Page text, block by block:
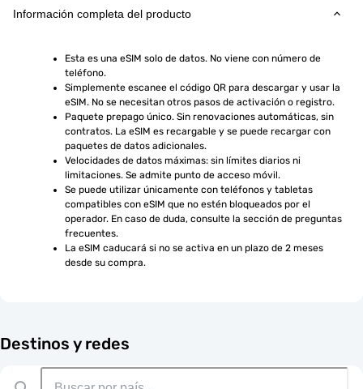
Información completa del producto
Esta es una eSIM solo de datos. No viene con número de
teléfono.
Simplemente escanee el código QR para descargar y usar la
eSIM. No se necesitan otros pasos de activación o registro.
Paquete prepago único. Sin renovaciones automáticas, sin
contratos. La eSIM es recargable y se puede recargar con
paquetes de datos adicionales.
Velocidades de datos máximas: sin límites diarios ni
limitaciones. Se admite punto de acceso móvil.
Se puede utilizar únicamente con teléfonos y tabletas
compatibles con eSIM que no estén bloqueados por el
operador. En caso de duda, consulte la sección de preguntas
frecuentes.
La eSIM caducará si no se activa en un plazo de 2 meses
desde su compra.
Destinos y redes